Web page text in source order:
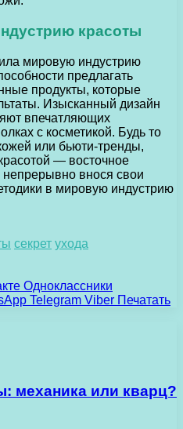
красоты
мировую индустрию
предлагать
продукты, которые
Изысканный дизайн
впечатляющих
с косметикой. Будь то
или бьюти-тренды,
— восточное
внося свои
в мировую индустрию
секрет ухода
Одноклассники
Telegram Viber Печатать
механика или кварц?